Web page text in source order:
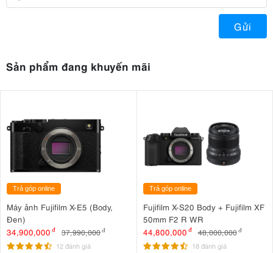
Gửi
Sản phẩm đang khuyến mãi
Trả góp online
Máy ảnh Fujifilm X-E5 (Body,
Đen)
34,900,000 đ 37,990,000đ
12 đánh giá
Trả góp online
Fujifilm X-S20 Body + Fujifilm XF
50mm F2 R WR
44,800,000 đ 48,000,000 đ
18 đánh giá